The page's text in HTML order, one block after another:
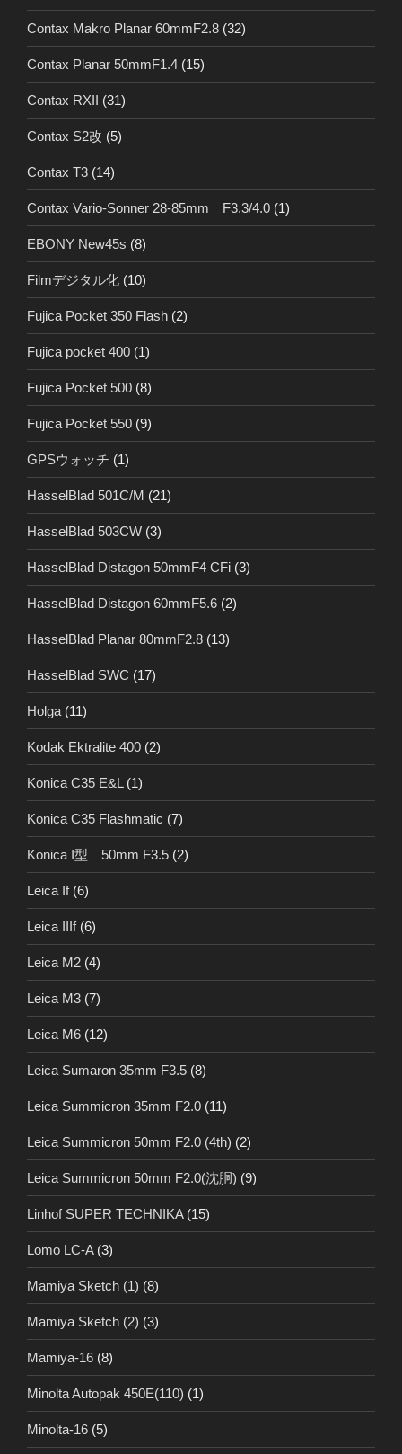
Contax Makro Planar 60mmF2.8 (32)
Contax Planar 50mmF1.4 (15)
Contax RXII (31)
Contax S2改 (5)
Contax T3 (14)
Contax Vario-Sonner 28-85mm F3.3/4.0 (1)
EBONY New45s (8)
Filmデジタル化 (10)
Fujica Pocket 350 Flash (2)
Fujica pocket 400 (1)
Fujica Pocket 500 (8)
Fujica Pocket 550 (9)
GPSウォッチ (1)
HasselBlad 501C/M (21)
HasselBlad 503CW (3)
HasselBlad Distagon 50mmF4 CFi (3)
HasselBlad Distagon 60mmF5.6 (2)
HasselBlad Planar 80mmF2.8 (13)
HasselBlad SWC (17)
Holga (11)
Kodak Ektralite 400 (2)
Konica C35 E&L (1)
Konica C35 Flashmatic (7)
Konica I型 50mm F3.5 (2)
Leica If(6)
Leica IIIf(6)
Leica M2 (4)
Leica M3 (7)
Leica M6 (12)
Leica Sumaron 35mm F3.5 (8)
Leica Summicron 35mm F2.0 (11)
Leica Summicron 50mm F2.0 (4th) (2)
Leica Summicron 50mm F2.0(沈胴) (9)
Linhof SUPER TECHNIKA(15)
Lomo LC-A(3)
Mamiya Sketch (1) (8)
Mamiya Sketch (2) (3)
Mamiya-16 (8)
Minolta Autopak 450E(110) (1)
Minolta-16 (5)